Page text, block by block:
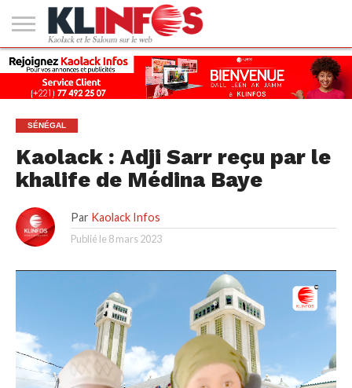
#2
(PAS
DE
TITRE)
KAOLACK
POLITIQUE
ECONOMIE
SOCIÉTÉ
CULTURE
PEOPLE
SPORT
SANTÉ
AFRIQUE
INTERNATIONAL
EMPLOI &
FORMATION
SÉNÉGAL
Kaolack : Adji Sarr reçu par le
khalife de Médina Baye
Par Kaolack Infos
Publié le 8 mars 2023